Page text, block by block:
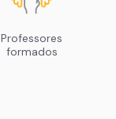
Professores
formados